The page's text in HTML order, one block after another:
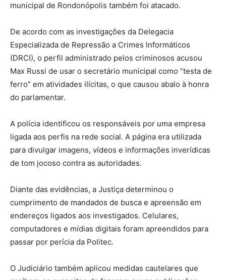
municipal de Rondonópolis também foi atacado.
De acordo com as investigações da Delegacia
Especializada de Repressão a Crimes Informáticos
(DRCI), o perfil administrado pelos criminosos acusou
Max Russi de usar o secretário municipal como “testa de
ferro” em atividades ilícitas, o que causou abalo à honra
do parlamentar.
A polícia identificou os responsáveis por uma empresa
ligada aos perfis na rede social. A página era utilizada
para divulgar imagens, vídeos e informações inverídicas
de tom jocoso contra as autoridades.
Diante das evidências, a Justiça determinou o
cumprimento de mandados de busca e apreensão em
endereços ligados aos investigados. Celulares,
computadores e mídias digitais foram apreendidos para
passar por perícia da Politec.
O Judiciário também aplicou medidas cautelares que